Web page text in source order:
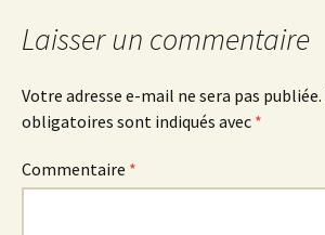
Laisser un commentaire
Votre adresse e-mail ne sera pas publiée.
obligatoires sont indiqués avec *
Commentaire *